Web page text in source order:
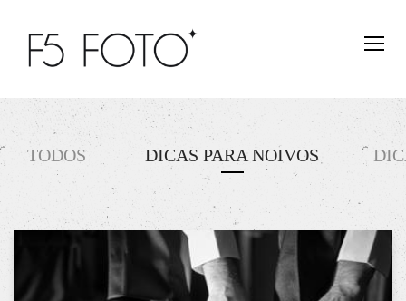
TODOS DICAS PARA NOIVOS